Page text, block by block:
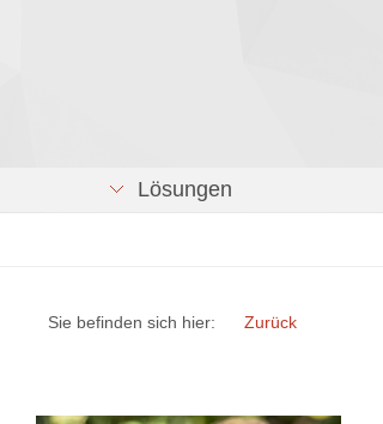
Lösungen
Sie befinden sich hier: Zurück